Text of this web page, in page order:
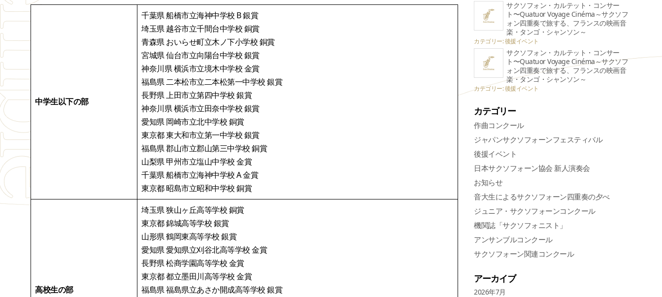
中学生以下の部
千葉県 船橋市立海神中学校 B 銀賞
埼玉県 越谷市立千間台中学校 銅賞
青森県 おいらせ町立木ノ下小学校 銅賞
宮城県 仙台市立向陽台中学校 銀賞
神奈川県 横浜市立境木中学校 金賞
福島県 二本松市立二本松第一中学校 銀賞
長野県 上田市立第四中学校 銀賞
神奈川県 横浜市立田奈中学校 銀賞
愛知県 岡崎市立北中学校 銅賞
東京都 東大和市立第一中学校 銀賞
福島県 郡山市立郡山第三中学校 銅賞
山梨県 甲州市立塩山中学校 金賞
千葉県 船橋市立海神中学校 A 金賞
東京都 昭島市立昭和中学校 銅賞
高校生の部
埼玉県 狭山ヶ丘高等学校 銅賞
東京都 錦城高等学校 銀賞
山形県 鶴岡東高等学校 銀賞
愛知県 愛知県立刈谷北高等学校 金賞
長野県 松商学園高等学校 金賞
東京都 都立墨田川高等学校 金賞
福島県 福島県立あさか開成高等学校 銀賞
サクソフォン・カルテット・コンサー
ト〜Quatuor Voyage Cinéma～サクソフ
ォン四重奏で旅する、フランスの映画音
楽・タンゴ・シャンソン～
カテゴリー: 後援イベント
サクソフォン・カルテット・コンサー
ト〜Quatuor Voyage Cinéma～サクソフ
ォン四重奏で旅する、フランスの映画音
楽・タンゴ・シャンソン～
カテゴリー: 後援イベント
カテゴリー
作曲コンクール
ジャパンサクソフォーンフェスティバル
後援イベント
日本サクソフォーン協会 新人演奏会
お知らせ
音大生によるサクソフォーン四重奏の夕べ
ジュニア・サクソフォーンコンクール
機関誌「サクソフォニスト」
アンサンブルコンクール
サクソフォーン関連コンクール
アーカイブ
2026年7月